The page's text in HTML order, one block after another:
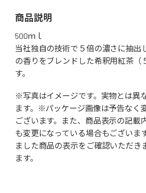
商品説明
500ｍｌ
当社独自の技術で５倍の濃さに抽出
の香りをブレンドした希釈用紅茶（
す。
※写真はイメージです。実物とは異
ます。※パッケージ画像は予告なく
ございます。また、商品表示の記載
も変更になっている場合もございま
ました商品の表示をご確認いただき
ます。